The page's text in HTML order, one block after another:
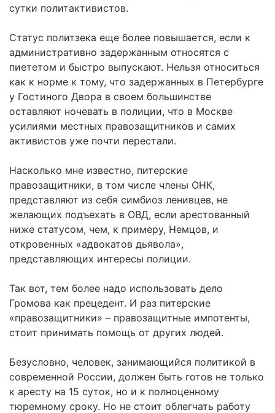
сутки политактивистов.
Статус политзека еще более повышается, если к
административно задержанным относятся с
пиететом и быстро выпускают. Нельзя относиться
как к норме к тому, что задержанных в Петербурге
у Гостиного Двора в своем большинстве
оставляют ночевать в полиции, что в Москве
усилиями местных правозащитников и самих
активистов уже почти перестали.
Насколько мне известно, питерские
правозащитники, в том числе члены ОНК,
представляют из себя симбиоз ленивцев, не
желающих подъехать в ОВД, если арестованный
ниже статусом, чем, к примеру, Немцов, и
откровенных «адвокатов дьявола»,
представляющих интересы полиции.
Так вот, тем более надо использовать дело
Громова как прецедент. И раз питерские
«правозащитники» – правозащитные импотенты,
стоит принимать помощь от других людей.
Безусловно, человек, занимающийся политикой в
современной России, должен быть готов не только
к аресту на 15 суток, но и к полноценному
тюремному сроку. Но не стоит облегчать работу